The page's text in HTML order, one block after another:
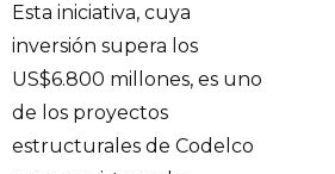
Esta iniciativa, cuya
inversión supera los
US$6.800 millones, es uno
de los proyectos
estructurales de Codelco